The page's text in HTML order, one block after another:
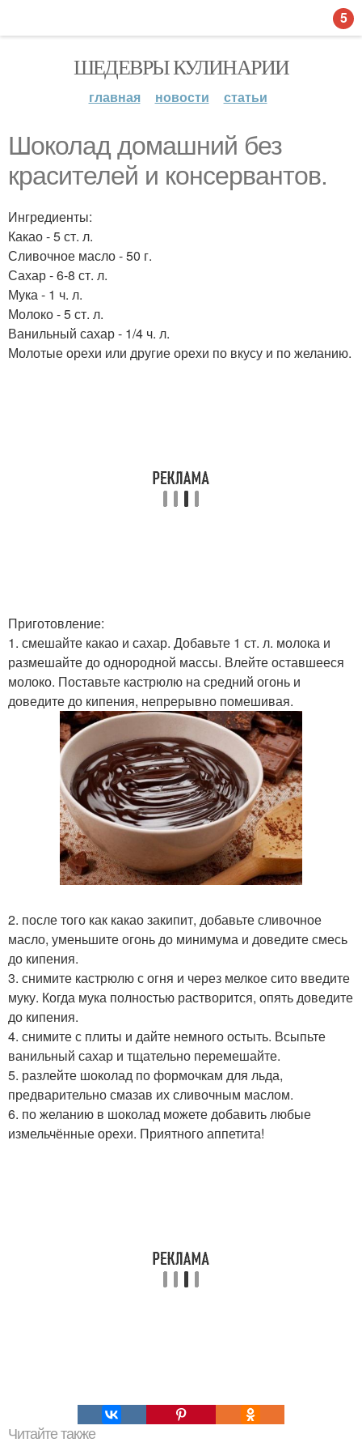
ШЕДЕВРЫ КУЛИНАРИИ
главная новости статьи
Шоколад домашний без
красителей и консервантов.
Ингредиенты:
Какао - 5 ст. л.
Сливочное масло - 50 г.
Сахар - 6-8 ст. л.
Мука - 1 ч. л.
Молоко - 5 ст. л.
Ванильный сахар - 1/4 ч. л.
Молотые орехи или другие орехи по вкусу и по желанию.
Приготовление:
1. смешайте какао и сахар. Добавьте 1 ст. л. молока и
размешайте до однородной массы. Влейте оставшееся
молоко. Поставьте кастрюлю на средний огонь и
доведите до кипения, непрерывно помешивая.
2. после того как какао закипит, добавьте сливочное
масло, уменьшите огонь до минимума и доведите смесь
до кипения.
3. снимите кастрюлю с огня и через мелкое сито введите
муку. Когда мука полностью растворится, опять доведите
до кипения.
4. снимите с плиты и дайте немного остыть. Всыпьте
ванильный сахар и тщательно перемешайте.
5. разлейте шоколад по формочкам для льда,
предварительно смазав их сливочным маслом.
6. по желанию в шоколад можете добавить любые
измельчённые орехи. Приятного аппетита!
Читайте также
5